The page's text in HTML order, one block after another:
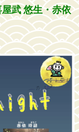
悠生・赤依